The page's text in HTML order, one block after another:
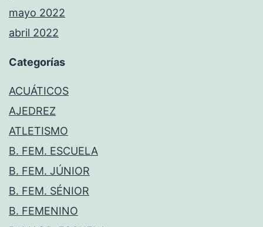
mayo 2022
abril 2022
Categorías
ACUÁTICOS
AJEDREZ
ATLETISMO
B. FEM. ESCUELA
B. FEM. JÚNIOR
B. FEM. SÉNIOR
B. FEMENINO